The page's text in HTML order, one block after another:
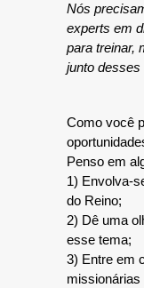
Nós
experts em
para treinar,
junto desses
Como você
Penso em
1) Envolva-
do Reino;
2) Dê uma
esse tema;
3) Entre em
missionárias